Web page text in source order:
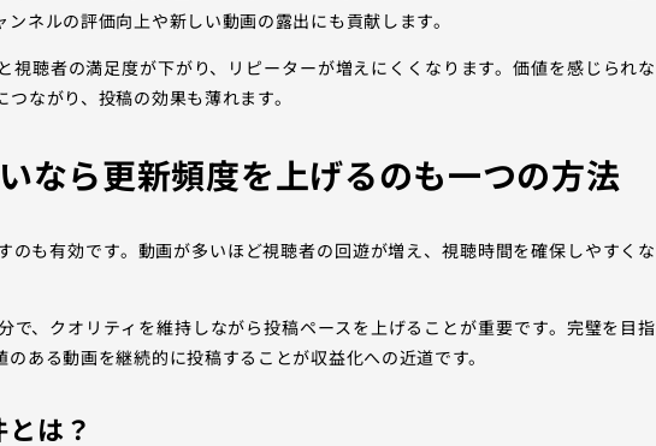
ネルの評価向上や新しい動画の露出にも貢献します。
視聴者の満足度が下がり、リピーターが増えにくくなります。価値を感じられな
ながり、投稿の効果も薄れます。
なら更新頻度を上げるのも一つの方法
のも有効です。動画が多いほど視聴者の回遊が増え、視聴時間を確保しやすくな
で、クオリティを維持しながら投稿ペースを上げることが重要です。完璧を目指
ある動画を継続的に投稿することが収益化への近道です。
は？